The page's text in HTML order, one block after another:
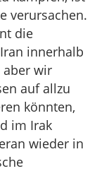
verursachen.
die
innerhalb
aber wir
auf allzu
könnten,
im Irak
wieder in